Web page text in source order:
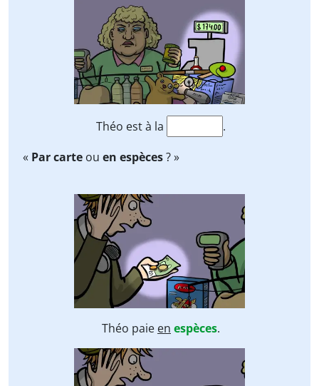
Théo est à la
.
« Par carte ou en espèces? »
Théo paie en espèces.